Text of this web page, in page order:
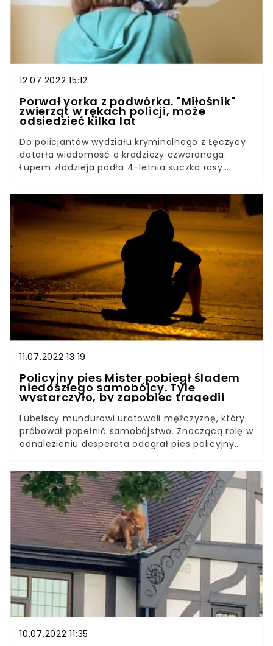
zostawiać dzieci i zwierząt zamkniętych w
samochodzie, wciąż znajdują się osoby gotowe
zaryzykować dla chwilowej rozrywki czy
załatwienia naglących spraw.
12.07.2022 15:12
Porwał yorka z podwórka. "Miłośnik"
zwierząt w rękach policji, może
odsiedzieć kilka lat
Do policjantów wydziału kryminalnego z Łęczycy
dotarła wiadomość o kradzieży czworonoga.
Łupem złodzieja padła 4-letnia suczka rasy
że policji udało się go namierzyć w zaledwie 4
godziny.Dognapping, czyli innymi słowy
porywania psów, zazwyczaj rasowych, jest coraz
powszechniejszym zjawiskiem, a wręcz plagą, z
którą borykają się właściciele zwierząt. Złodzieje
wykorzystują słabość opiekunów skradzionych
pupili i żądają dużych sum pieniędzy w zamian za
ich oddanie. Niekiedy postanawiają się
wzbogacić, sprzedając je w sieci, rzadziej zaś
przywłaszczają dla samych siebie.Ofiarą
przestępczego procederu może paść każdy, o
czym przekonali się właściciele psa popularnej
11.07.2022 13:19
Policyjny pies Mister pobiegł śladem
niedoszłego samobójcy. Tyle
wystarczyło, by zapobiec tragedii
Lubelscy mundurowi uratowali mężczyznę, który
próbował popełnić samobójstwo. Znaczącą rolę w
odnalezieniu desperata odegrał pies policyjny
tropienia pomoc na szczęście przyszła na czas.
W sobotę, 9 lipca dyżurny komendy otrzymał
informację o mężczyźnie, który dzień wcześniej
oddalił się z miejsca zamieszkania. Ze zgłoszenia
wynikało, że 36-letni mieszkaniec Chełma może
podjąć desperacki krok, aby odebrać sobie życie.
10.07.2022 11:35